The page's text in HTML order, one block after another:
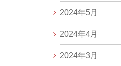
2024年5月
2024年4月
2024年3月